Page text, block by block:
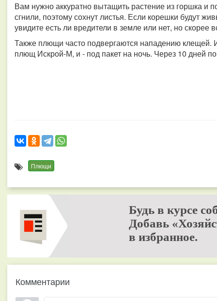
Вам нужно аккуратно вытащить растение из горшка и
сгнили, поэтому сохнут листья. Если корешки будут
увидите есть ли вредители в земле или нет, но скорее
Также плющи часто подвергаются нападению
плющ Искрой-М, и - под пакет на ночь. Через 10 дней
Плющи
Будь в курсе
Добавь
в избранное.
Комментарии